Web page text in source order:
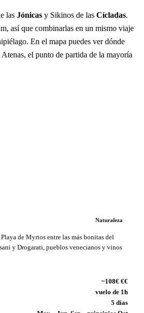
las Jónicas y Sikinos de las Cícladas.
así que combinarlas en un mismo viaje
En el mapa puedes ver dónde
Atenas, el punto de partida de la mayoría
Naturaleza
de Myrtos entre las más bonitas del
y Drogarati, pueblos venecianos y vinos
~108€ €€
vuelo de 1h
5 días